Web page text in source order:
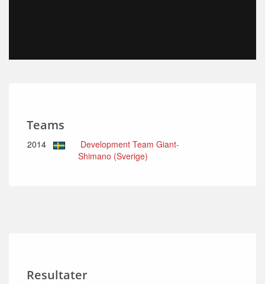
Teams
2014
Development Team Giant-
Shimano (Sverige)
Resultater